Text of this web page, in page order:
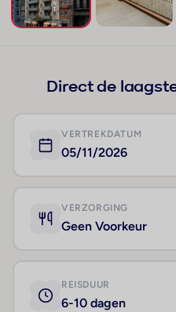
Direct de
VERTREKDATUM
05/11/2026
VERZORGING
Geen Voorkeur
REISDUUR
6-10 dagen